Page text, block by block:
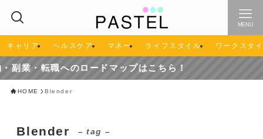
MENU
キャリア ヘルスケア マネー ライフスタイル ワークスタ
副業・転職へのロードマップはこちら！
HOME Blender
Blender – tag –